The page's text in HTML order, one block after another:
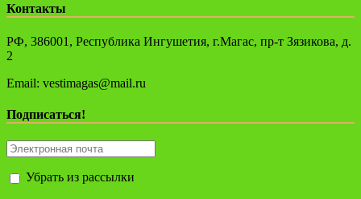
Контакты
РФ, 386001, Республика Ингушетия, г.Магас, пр-т Зязикова, д.
2
Email: vestimagas@mail.ru
Подписаться!
Убрать из рассылки